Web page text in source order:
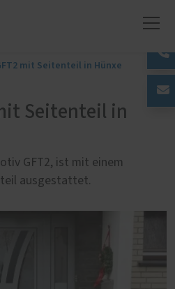
mit Seitenteil in Hünxe
Seitenteil in
GFT2, ist mit einem
ausgestattet.